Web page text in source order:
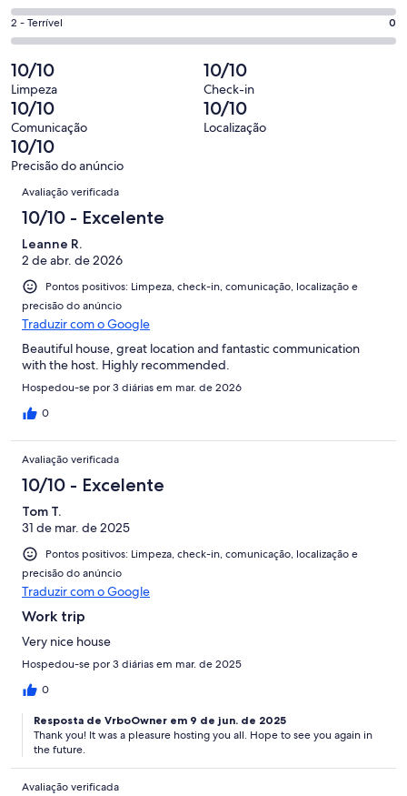
3
avaliações
0
de
3
avaliações
-
Ok.
0
de
3
avaliações
4
-
0
de
3
avaliações
Nota
2
-
Terrível.
0
de
3
avaliações
2 - Terrível 0
10/10
Limpeza
10/10
Check-in
10/10
Comunicação
10/10
Localização
10/10
Precisão do anúncio
Avaliações
Avaliação verificada
10/10 - Excelente
Leanne R.
2 de abr. de 2026
Pontos positivos: Limpeza, check-in, comunicação, localização e
precisão do anúncio
Traduzir com o Google
Beautiful house, great location and fantastic communication
with the host. Highly recommended.
Hospedou-se por 3 diárias em mar. de 2026
0
Avaliação verificada
10/10 - Excelente
Tom T.
31 de mar. de 2025
Pontos positivos: Limpeza, check-in, comunicação, localização e
precisão do anúncio
Traduzir com o Google
Work trip
Very nice house
Hospedou-se por 3 diárias em mar. de 2025
0
Resposta de VrboOwner em 9 de jun. de 2025
Thank you! It was a pleasure hosting you all. Hope to see you again in
the future.
Avaliação verificada